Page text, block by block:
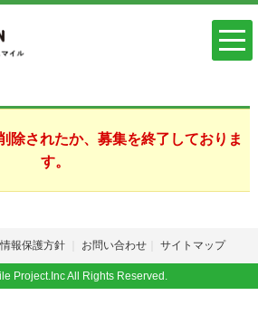
除されたか、募集を終了しておりま
す。
報保護方針 お問い合わせ サイトマップ
Project.Inc All Rights Reserved.